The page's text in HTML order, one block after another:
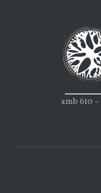
amb 610 –